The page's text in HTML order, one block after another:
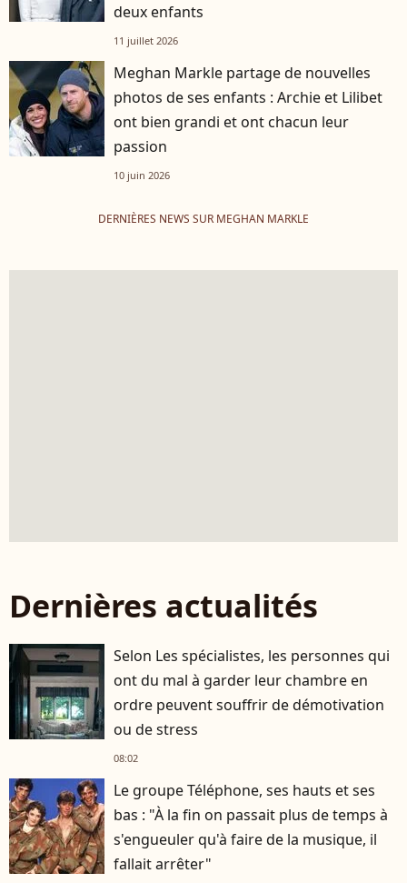
deux enfants
11 juillet 2026
Meghan Markle partage de nouvelles
photos de ses enfants : Archie et Lilibet
ont bien grandi et ont chacun leur
passion
10 juin 2026
DERNIÈRES NEWS SUR MEGHAN MARKLE
Dernières actualités
Selon Les spécialistes, les personnes qui
ont du mal à garder leur chambre en
ordre peuvent souffrir de démotivation
ou de stress
08:02
Le groupe Téléphone, ses hauts et ses
bas : "À la fin on passait plus de temps à
s'engueuler qu'à faire de la musique, il
fallait arrêter"